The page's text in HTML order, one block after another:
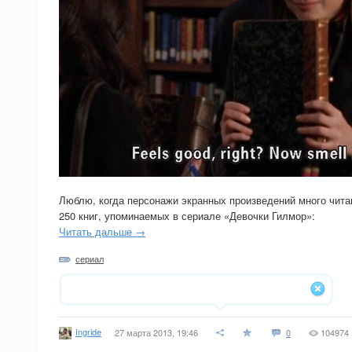
Люблю, когда персонажи экранных произведений много
250 книг, упоминаемых в сериале «Девочки Гилмор»:
Читать дальше →
сериал
Ingride 27 марта 2013, 19:46 0 104974